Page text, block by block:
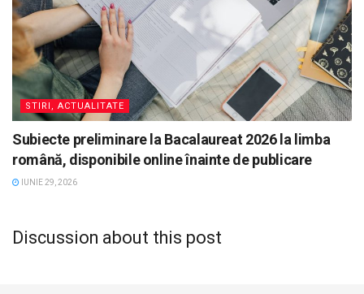
STIRI, ACTUALITATE
Subiecte preliminare la Bacalaureat 2026 la limba
română, disponibile online înainte de publicare
IUNIE 29, 2026
Discussion about this post